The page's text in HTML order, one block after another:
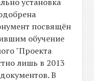
посвящён
обучение
"Проекта
лишь в 2013
В